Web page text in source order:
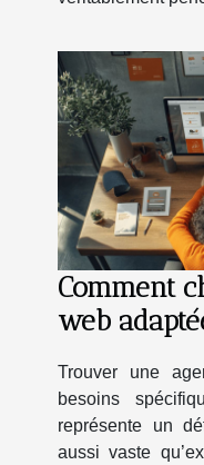
Comment
web
Trouver une
besoins
représente un
aussi vaste